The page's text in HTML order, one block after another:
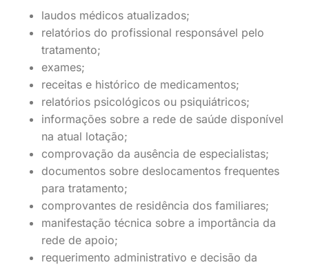
laudos médicos atualizados;
relatórios do profissional responsável pelo
tratamento;
exames;
receitas e histórico de medicamentos;
relatórios psicológicos ou psiquiátricos;
informações sobre a rede de saúde disponível
na atual lotação;
comprovação da ausência de especialistas;
documentos sobre deslocamentos frequentes
para tratamento;
comprovantes de residência dos familiares;
manifestação técnica sobre a importância da
rede de apoio;
requerimento administrativo e decisão da